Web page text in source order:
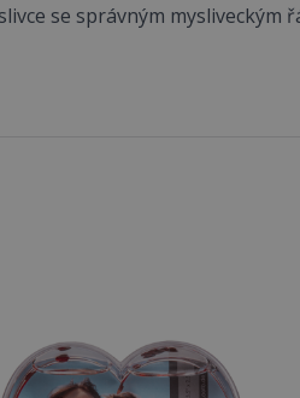
se správným mysliveckým